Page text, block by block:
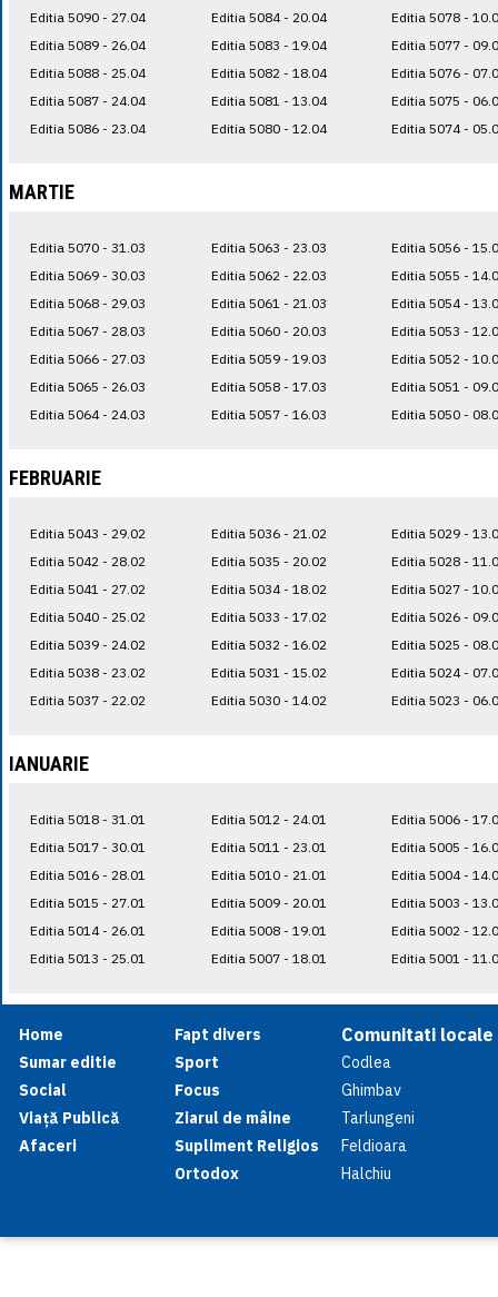
Editia 5090 - 27.04
Editia 5089 - 26.04
Editia 5088 - 25.04
Editia 5087 - 24.04
Editia 5086 - 23.04
Editia 5084 - 20.04
Editia 5083 - 19.04
Editia 5082 - 18.04
Editia 5081 - 13.04
Editia 5080 - 12.04
Editia 5078 -
Editia 5077 -
Editia 5076 -
Editia 5075 -
Editia 5074 -
MARTIE
Editia 5070 - 31.03
Editia 5069 - 30.03
Editia 5068 - 29.03
Editia 5067 - 28.03
Editia 5066 - 27.03
Editia 5065 - 26.03
Editia 5064 - 24.03
Editia 5063 - 23.03
Editia 5062 - 22.03
Editia 5061 - 21.03
Editia 5060 - 20.03
Editia 5059 - 19.03
Editia 5058 - 17.03
Editia 5057 - 16.03
Editia 5056 -
Editia 5055 -
Editia 5054 -
Editia 5053 -
Editia 5052 -
Editia 5051 -
Editia 5050 -
FEBRUARIE
Editia 5043 - 29.02
Editia 5042 - 28.02
Editia 5041 - 27.02
Editia 5040 - 25.02
Editia 5039 - 24.02
Editia 5038 - 23.02
Editia 5037 - 22.02
Editia 5036 - 21.02
Editia 5035 - 20.02
Editia 5034 - 18.02
Editia 5033 - 17.02
Editia 5032 - 16.02
Editia 5031 - 15.02
Editia 5030 - 14.02
Editia 5029 -
Editia 5028 -
Editia 5027 -
Editia 5026 -
Editia 5025 -
Editia 5024 -
Editia 5023 -
IANUARIE
Editia 5018 - 31.01
Editia 5017 - 30.01
Editia 5016 - 28.01
Editia 5015 - 27.01
Editia 5014 - 26.01
Editia 5013 - 25.01
Editia 5012 - 24.01
Editia 5011 - 23.01
Editia 5010 - 21.01
Editia 5009 - 20.01
Editia 5008 - 19.01
Editia 5007 - 18.01
Editia 5006 -
Editia 5005 -
Editia 5004 -
Editia 5003 -
Editia 5002 -
Editia 5001 -
Home
Sumar editie
Social
Viață Publică
Afaceri
Fapt divers
Sport
Focus
Ziarul de mâine
Supliment Religios
Ortodox
Comunitati locale
Codlea
Ghimbav
Tarlungeni
Feldioara
Halchiu